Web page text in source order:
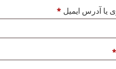
یا آدرس ایمیل *
*